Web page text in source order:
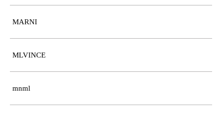
MARNI
MLVINCE
mnml